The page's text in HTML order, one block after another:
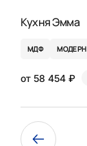
Кухня Эмма
МДФ МОДЕРН
от 58 454 ₽